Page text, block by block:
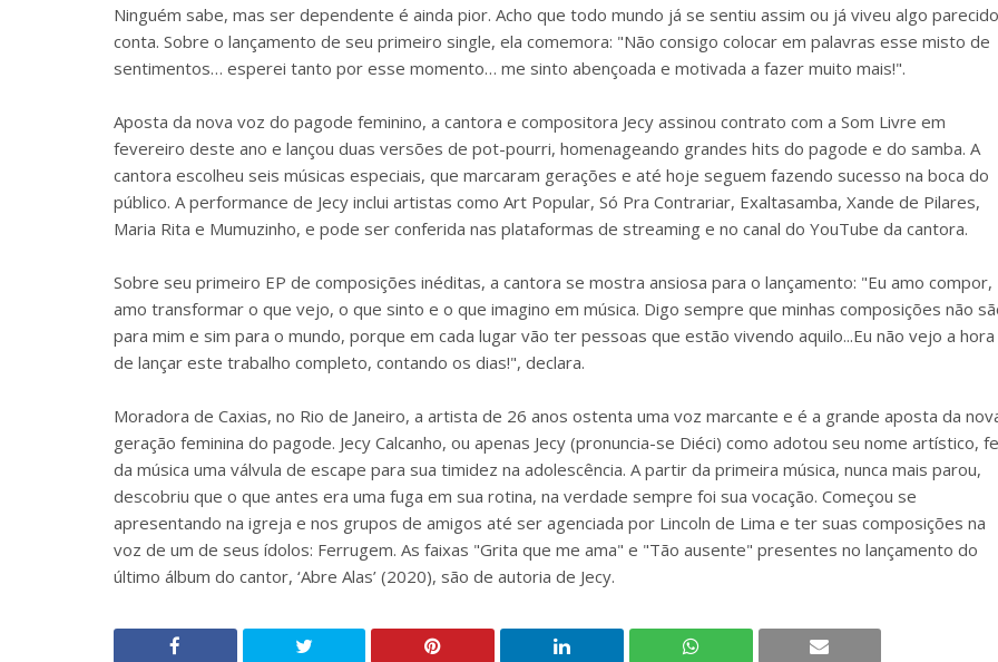
Ninguém sabe, mas ser dependente é ainda pior. Acho que todo mundo já se sentiu assim ou já viveu algo
conta. Sobre o lançamento de seu primeiro single, ela comemora: "Não consigo colocar em palavras esse misto de
sentimentos… esperei tanto por esse momento… me sinto abençoada e motivada a fazer muito mais!".
Aposta da nova voz do pagode feminino, a cantora e compositora Jecy assinou contrato com a Som Livre em
fevereiro deste ano e lançou duas versões de pot-pourri, homenageando grandes hits do pagode e do samba. A
cantora escolheu seis músicas especiais, que marcaram gerações e até hoje seguem fazendo sucesso na boca do
público. A performance de Jecy inclui artistas como Art Popular, Só Pra Contrariar, Exaltasamba, Xande de Pilares,
Maria Rita e Mumuzinho, e pode ser conferida nas plataformas de streaming e no canal do YouTube da cantora.
Sobre seu primeiro EP de composições inéditas, a cantora se mostra ansiosa para o lançamento: "Eu amo compor,
amo transformar o que vejo, o que sinto e o que imagino em música. Digo sempre que minhas composições não
para mim e sim para o mundo, porque em cada lugar vão ter pessoas que estão vivendo aquilo...Eu não vejo a hora
de lançar este trabalho completo, contando os dias!", declara.
Moradora de Caxias, no Rio de Janeiro, a artista de 26 anos ostenta uma voz marcante e é a grande aposta da
geração feminina do pagode. Jecy Calcanho, ou apenas Jecy (pronuncia-se Diéci) como adotou seu nome artístico,
da música uma válvula de escape para sua timidez na adolescência. A partir da primeira música, nunca mais parou,
descobriu que o que antes era uma fuga em sua rotina, na verdade sempre foi sua vocação. Começou se
apresentando na igreja e nos grupos de amigos até ser agenciada por Lincoln de Lima e ter suas composições na
voz de um de seus ídolos: Ferrugem. As faixas "Grita que me ama" e "Tão ausente" presentes no lançamento do
último álbum do cantor, ‘Abre Alas’ (2020), são de autoria de Jecy.